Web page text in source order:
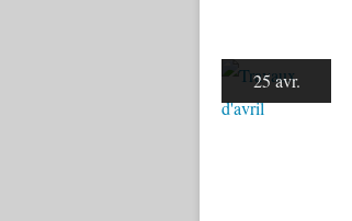
25 avr.